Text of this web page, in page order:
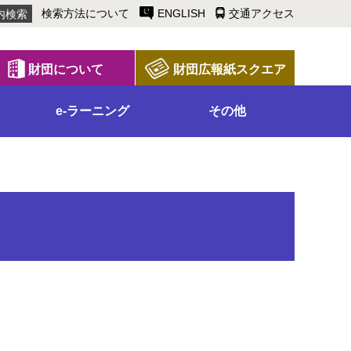
検索方法について ENGLISH 交通アクセス
財団について 財団広報紙スクエア
e-ラーニング その他